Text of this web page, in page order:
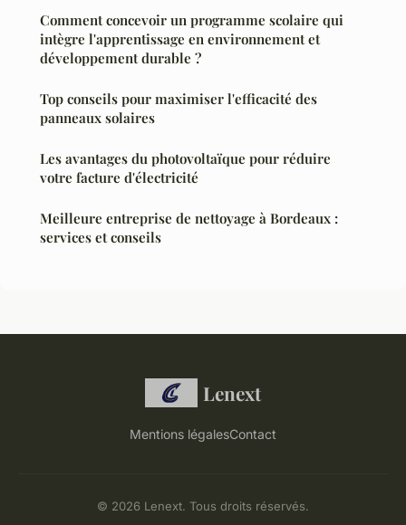
Comment concevoir un programme scolaire qui
intègre l'apprentissage en environnement et
développement durable ?
Top conseils pour maximiser l'efficacité des
panneaux solaires
Les avantages du photovoltaïque pour réduire
votre facture d'électricité
Meilleure entreprise de nettoyage à Bordeaux :
services et conseils
Lenext
Mentions légalesContact
© 2026 Lenext. Tous droits réservés.